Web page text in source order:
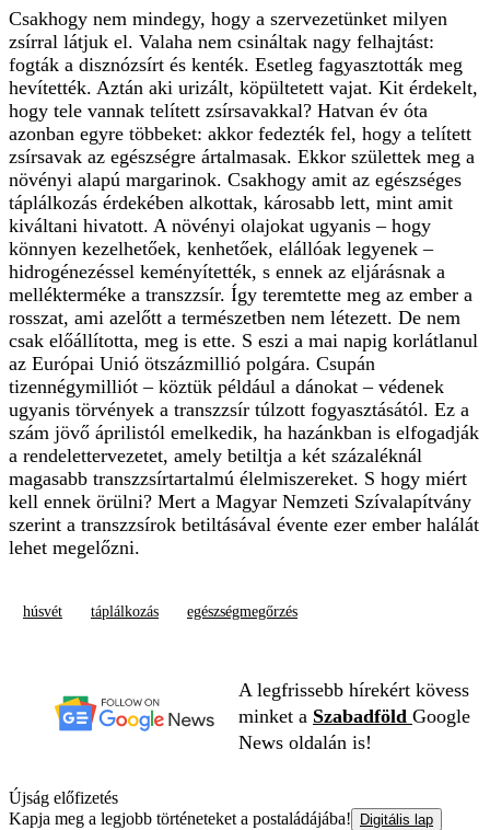
Csakhogy nem mindegy, hogy a szervezetünket milyen
zsírral látjuk el. Valaha nem csináltak nagy felhajtást:
fogták a disznózsírt és kenték. Esetleg fagyasztották meg
hevítették. Aztán aki urizált, köpültetett vajat. Kit érdekelt,
hogy tele vannak telített zsírsavakkal? Hatvan év óta
azonban egyre többeket: akkor fedezték fel, hogy a telített
zsírsavak az egészségre ártalmasak. Ekkor születtek meg a
növényi alapú margarinok. Csakhogy amit az egészséges
táplálkozás érdekében alkottak, károsabb lett, mint amit
kiváltani hivatott. A növényi olajokat ugyanis – hogy
könnyen kezelhetőek, kenhetőek, elállóak legyenek –
hidrogénezéssel keményítették, s ennek az eljárásnak a
mellékterméke a transzzsír. Így teremtette meg az ember a
rosszat, ami azelőtt a természetben nem létezett. De nem
csak előállította, meg is ette. S eszi a mai napig korlátlanul
az Európai Unió ötszázmillió polgára. Csupán
tizennégymilliót – köztük például a dánokat – védenek
ugyanis törvények a transzzsír túlzott fogyasztásától. Ez a
szám jövő áprilistól emelkedik, ha hazánkban is elfogadják
a rendelettervezetet, amely betiltja a két százaléknál
magasabb transzzsírtartalmú élelmiszereket. S hogy miért
kell ennek örülni? Mert a Magyar Nemzeti Szívalapítvány
szerint a transzzsírok betiltásával évente ezer ember halálát
lehet megelőzni.
húsvét táplálkozás egészségmegőrzés
A legfrissebb hírekért kövess
minket a Szabadföld Google
News oldalán is!
Újság előfizetés
Kapja meg a legjobb történeteket a postaládájába!
Digitális lap